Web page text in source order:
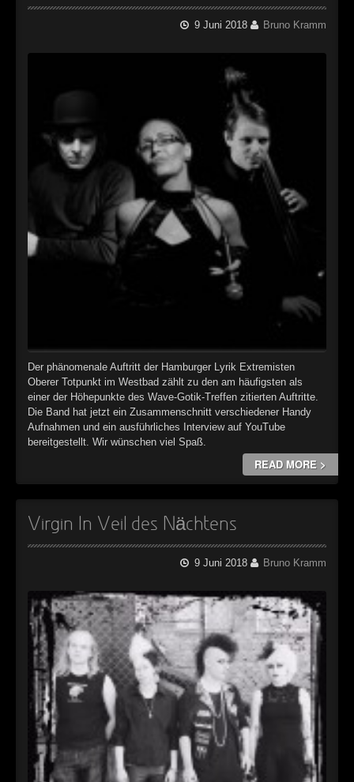
9 Juni 2018 Bruno Kramm
Der phänomenale Auftritt der Hamburger Lyrik Extremisten
Oberer Totpunkt im Westbad zählt zu den am häufigsten als
einer der Höhepunkte des Wave-Gotik-Treffen zitierten Auftritte.
Die Band hat jetzt ein Zusammenschnitt verschiedener Handy
Aufnahmen und ein ausführliches Interview auf YouTube
bereitgestellt. Wir wünschen viel Spaß.
READ MORE >
Virgin In Veil des Nächtens
9 Juni 2018 Bruno Kramm